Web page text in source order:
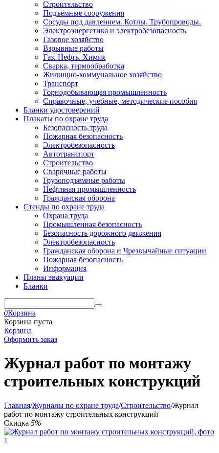
Строительство
Подъёмные сооружения
Сосуды под давлением. Котлы. Трубопроводы.
Электроэнергетика и электробезопасность
Газовое хозяйство
Взрывные работы
Газ. Нефть. Химия
Сварка, термообработка
Жилищно-коммунальное хозяйство
Транспорт
Горнодобывающая промышленность
Справочные, учебные, методические пособия
Бланки удостоверений
Плакаты по охране труда
Безопасность труда
Пожарная безопасность
Электробезопасность
Автотранспорт
Строительство
Сварочные работы
Грузоподъемные работы
Нефтяная промышленность
Гражданская оборона
Стенды по охране труда
Охрана труда
Промышленная безопасность
Безопасность дорожного движения
Электробезопасность
Гражданская оборона и Чрезвычайные ситуации
Пожарная безопасность
Информация
Планы эвакуации
Бланки
0Корзина
Корзина пуста
Корзина
Оформить заказ
Журнал работ по монтажу
строительных конструкций
Главная/Журналы по охране труда/Строительство/Журнал
работ по монтажу строительных конструкций
Скидка 5%